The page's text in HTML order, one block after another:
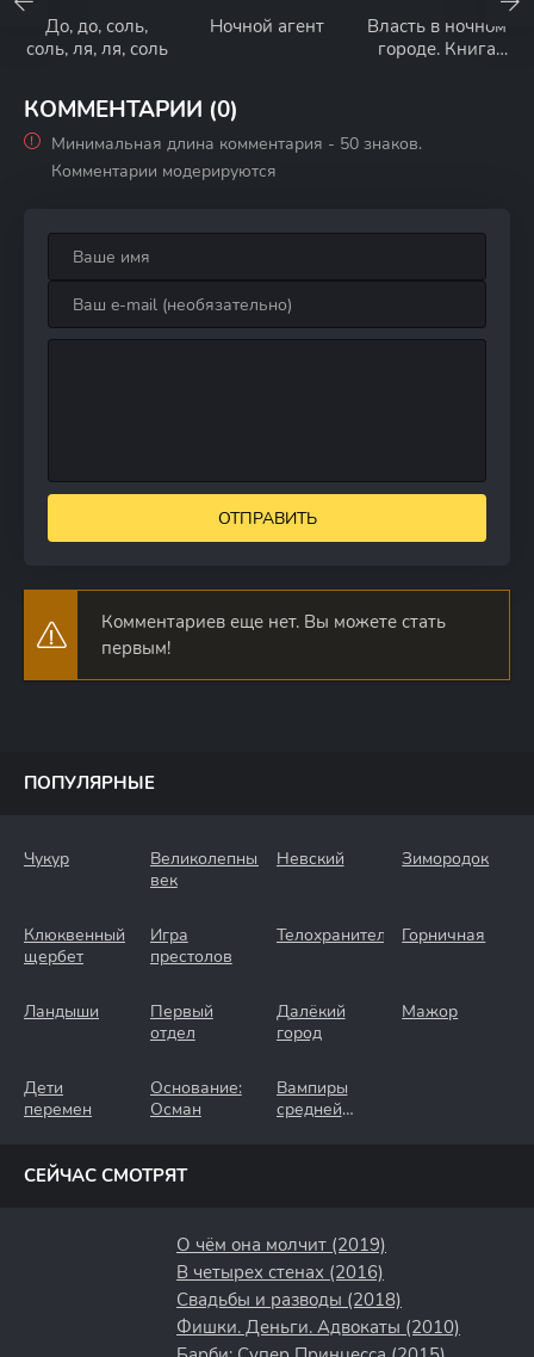
До, до, соль,
соль, ля, ля, соль
Ночной агент
Власть в ночном
городе. Книга
КОММЕНТАРИИ (0)
Минимальная длина комментария - 50 знаков.
Комментарии модерируются
ОТПРАВИТЬ
Комментариев еще нет. Вы можете стать
первым!
ПОПУЛЯРНЫЕ
Чукур
Великолепный
век
Невский Зимородок
Клюквенный
щербет
Игра
престолов
Телохранители Горничная
Ландыши
Первый
отдел
Далёкий
город
Мажор
Дети
перемен
Основание:
Осман
Вампиры
средней
СЕЙЧАС СМОТРЯТ
О чём она молчит (2019)
В четырех стенах (2016)
Свадьбы и разводы (2018)
Фишки. Деньги. Адвокаты (2010)